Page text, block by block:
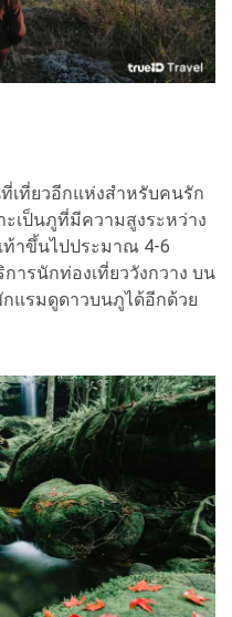
ที่เที่ยวอีกแห่งสำหรับคนรัก
ะเป็นภูที่มีความสูงระหว่าง
ท้าขึ้นไปประมาณ 4-6
ารนักท่องเที่ยววังกวาง บน
แรมดูดาวบนภูได้อีกด้วย